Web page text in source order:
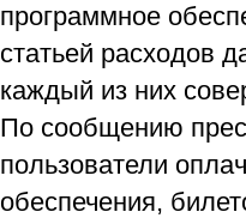
программное
статьей расходов
каждый из них
По сообщению
пользователи
обеспечения,